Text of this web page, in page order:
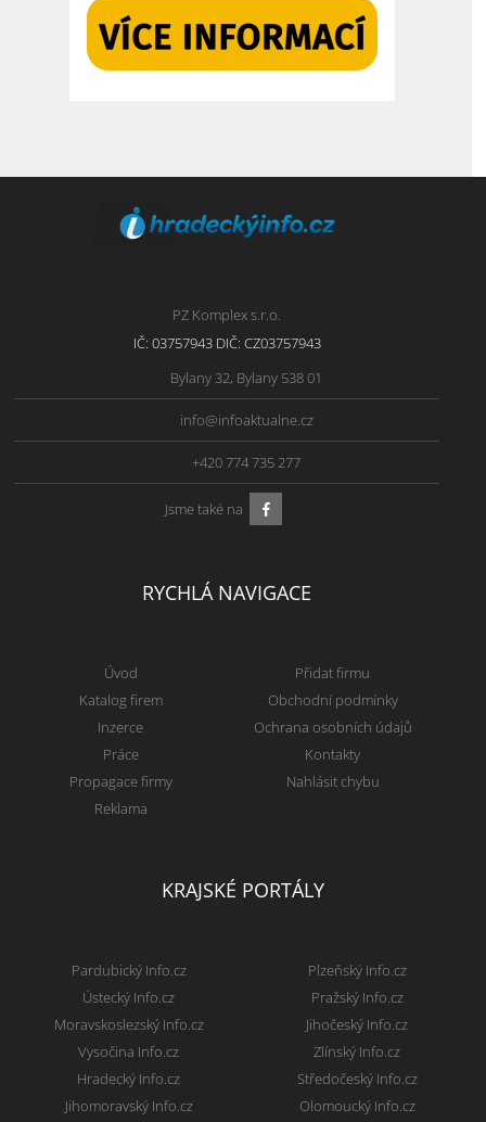
PZ Komplex s.r.o.
IČ: 03757943 DIČ: CZ03757943
Bylany 32, Bylany 538 01
info@infoaktualne.cz
+420 774 735 277
Jsme také na
RYCHLÁ NAVIGACE
Úvod
Katalog firem
Inzerce
Práce
Propagace firmy
Reklama
Přidat firmu
Obchodní podmínky
Ochrana osobních údajů
Kontakty
Nahlásit chybu
KRAJSKÉ PORTÁLY
Pardubický Info.cz
Ústecký Info.cz
Moravskoslezský Info.cz
Vysočina Info.cz
Hradecký Info.cz
Jihomoravský Info.cz
Plzeňský Info.cz
Pražský Info.cz
Jihočeský Info.cz
Zlínský Info.cz
Středočeský Info.cz
Olomoucký Info.cz